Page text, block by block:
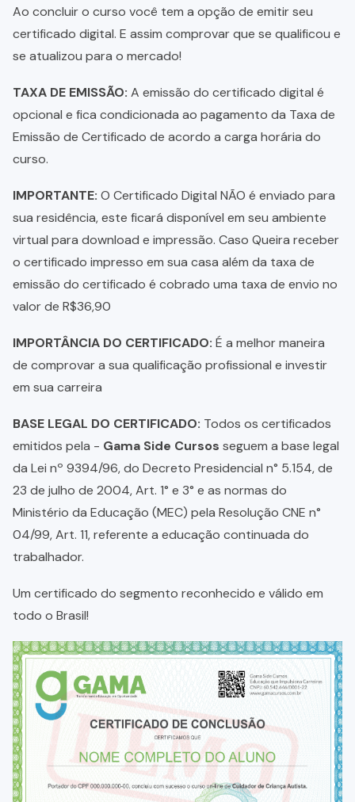
Ao concluir o curso você tem a opção de emitir seu
certificado digital. E assim comprovar que se qualificou e
se atualizou para o mercado!
TAXA DE EMISSÃO: A emissão do certificado digital é
opcional e fica condicionada ao pagamento da Taxa de
Emissão de Certificado de acordo a carga horária do
curso.
IMPORTANTE: O Certificado Digital NÃO é enviado para
sua residência, este ficará disponível em seu ambiente
virtual para download e impressão. Caso Queira receber
o certificado impresso em sua casa além da taxa de
emissão do certificado é cobrado uma taxa de envio no
valor de R$36,90
IMPORTÂNCIA DO CERTIFICADO: É a melhor maneira
de comprovar a sua qualificação profissional e investir
em sua carreira
BASE LEGAL DO CERTIFICADO: Todos os certificados
emitidos pela - Gama Side Cursos seguem a base legal
da Lei nº 9394/96, do Decreto Presidencial n° 5.154, de
23 de julho de 2004, Art. 1° e 3° e as normas do
Ministério da Educação (MEC) pela Resolução CNE n°
04/99, Art. 11, referente a educação continuada do
trabalhador.
Um certificado do segmento reconhecido e válido em
todo o Brasil!